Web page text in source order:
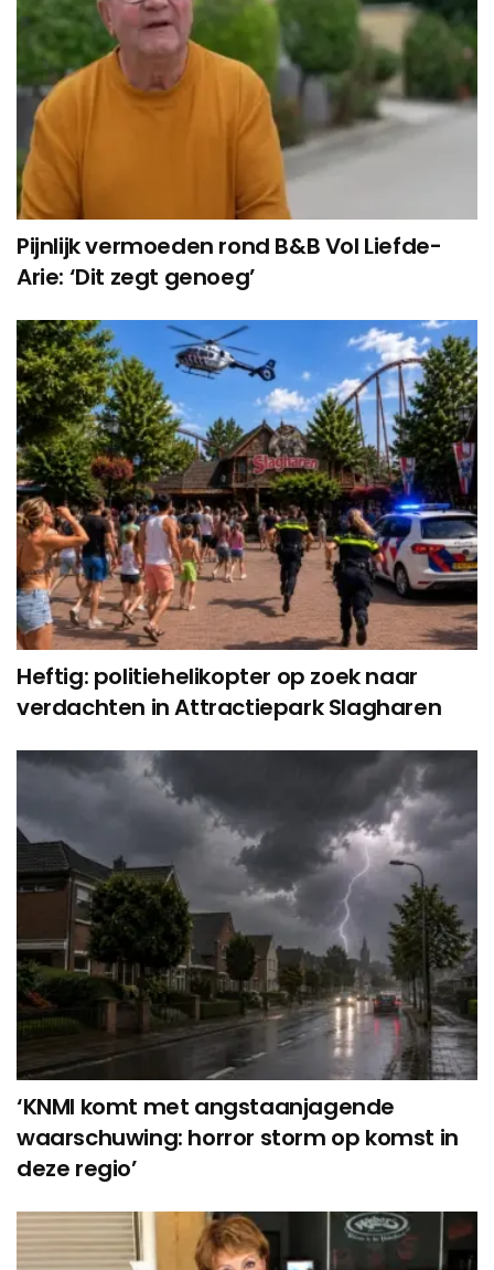
Pijnlijk vermoeden rond B&B Vol Liefde-
Arie: ‘Dit zegt genoeg’
Heftig: politiehelikopter op zoek naar
verdachten in Attractiepark Slagharen
‘KNMI komt met angstaanjagende
waarschuwing: horror storm op komst in
deze regio’